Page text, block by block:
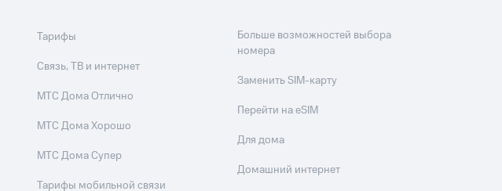
Тарифы
Связь, ТВ и интернет
МТС Дома Отлично
МТС Дома Хорошо
МТС Дома Супер
Тарифы мобильной связи
Больше возможностей выбора
номера
Заменить SIM-карту
Перейти на eSIM
Для дома
Домашний интернет